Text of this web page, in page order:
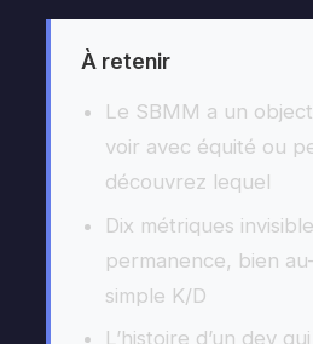
À retenir
Le SBMM a un
voir avec équité ou
découvrez lequel
Dix métriques
permanence, bien
simple K/D
L’histoire d’un dev